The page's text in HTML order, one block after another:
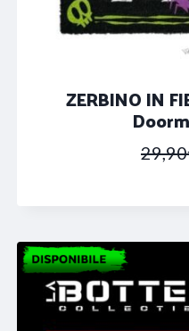
ZERBINO IN
29,90